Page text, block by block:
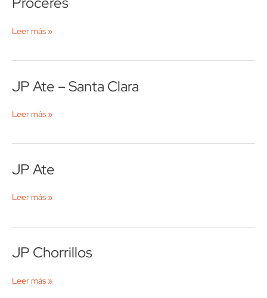
Juan
Lurigancho
Metro
Leer más »
JP Ate – Santa Clara
JP
–Leer más »
JP Ate
JP
Leer más »
JP Chorrillos
JP
Leer más »